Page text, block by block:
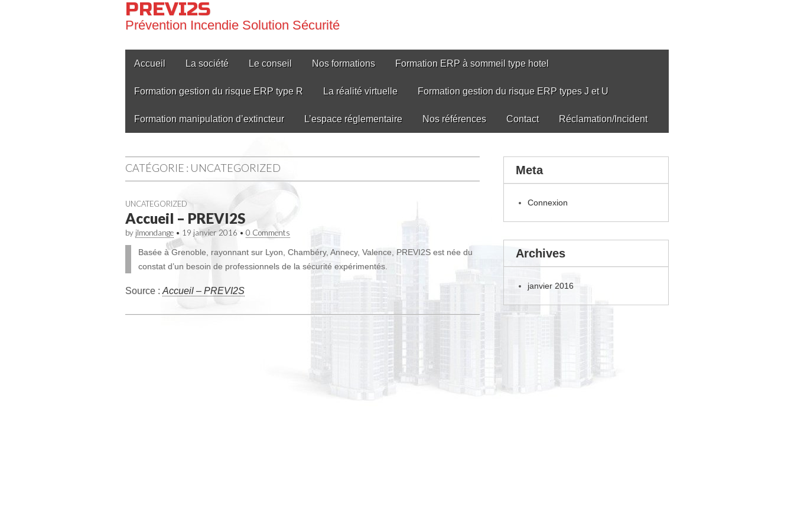
PREVI2S
Prévention Incendie Solution Sécurité
Main
content
Accueil La société Le conseil Nos formations Formation ERP à sommeil type hotel
Formation gestion du risque ERP type R La réalité virtuelle Formation gestion du risque ERP types J et U
Formation manipulation d’extincteur L’espace réglementaire Nos références Contact Réclamation/Incident
CATÉGORIE : UNCATEGORIZED
UNCATEGORIZED
Accueil – PREVI2S
by jlmondange • 19 janvier 2016 • 0 Comments
Basée à Grenoble, rayonnant sur Lyon, Chambéry, Annecy, Valence, PREVI2S est née du
constat d’un besoin de professionnels de la sécurité expérimentés.
Source : Accueil – PREVI2S
Meta
Connexion
Archives
janvier 2016